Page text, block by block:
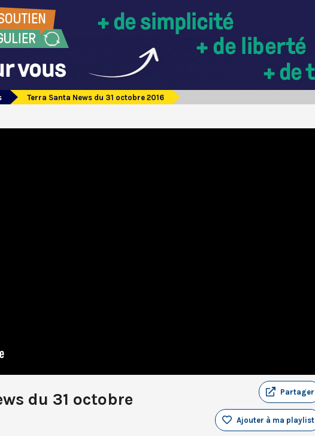
Terra Santa News du 31 octobre 2016
du 31 octobre
Partager
Ajouter à ma playlist